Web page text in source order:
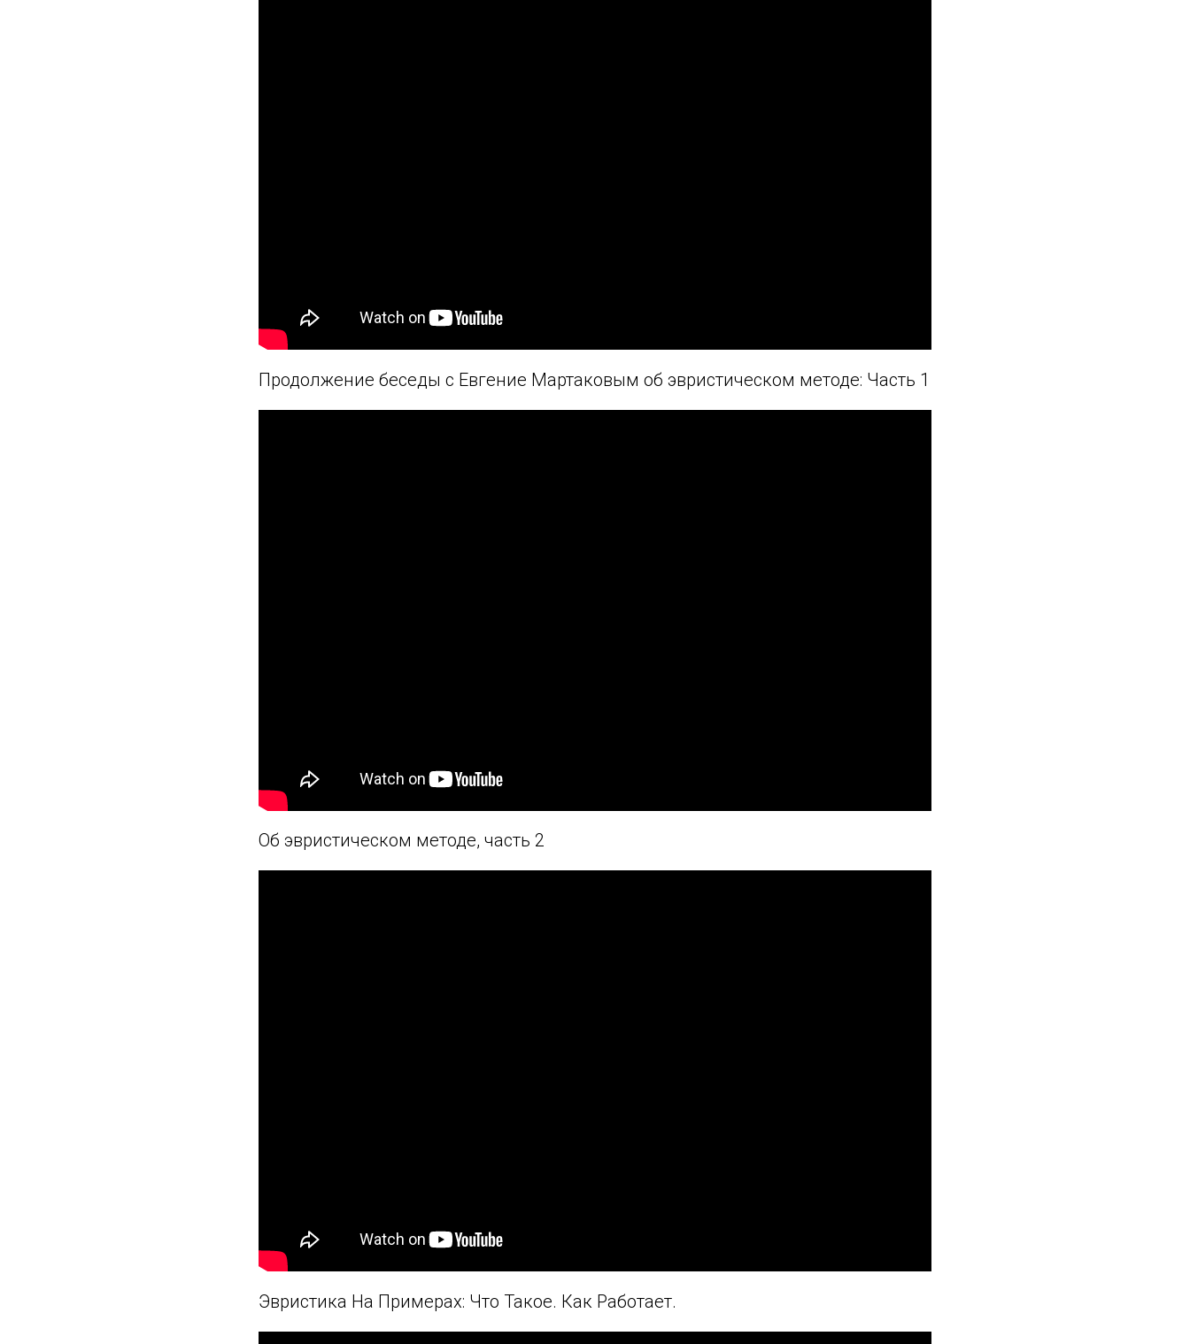
Продолжение беседы с Евгение Мартаковым об эвристическом методе: Часть 1
Об эвристическом методе, часть 2
Эвристика На Примерах: Что Такое. Как Работает.